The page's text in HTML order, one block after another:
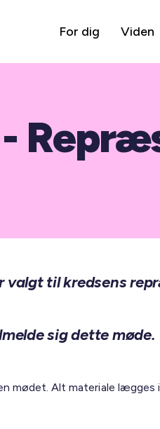
For dig Viden
valgt til kredsens
sig dette møde.
mødet. Alt materiale lægges